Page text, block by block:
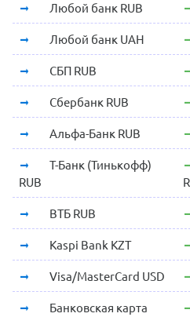
Любой банк RUB
Любой банк UAH
СБП RUB
Сбербанк RUB
Альфа-Банк RUB
Т-Банк (Тинькофф)
RUB
ВТБ RUB
Kaspi Bank KZT
Visa/MasterCard USD
Банковская карта